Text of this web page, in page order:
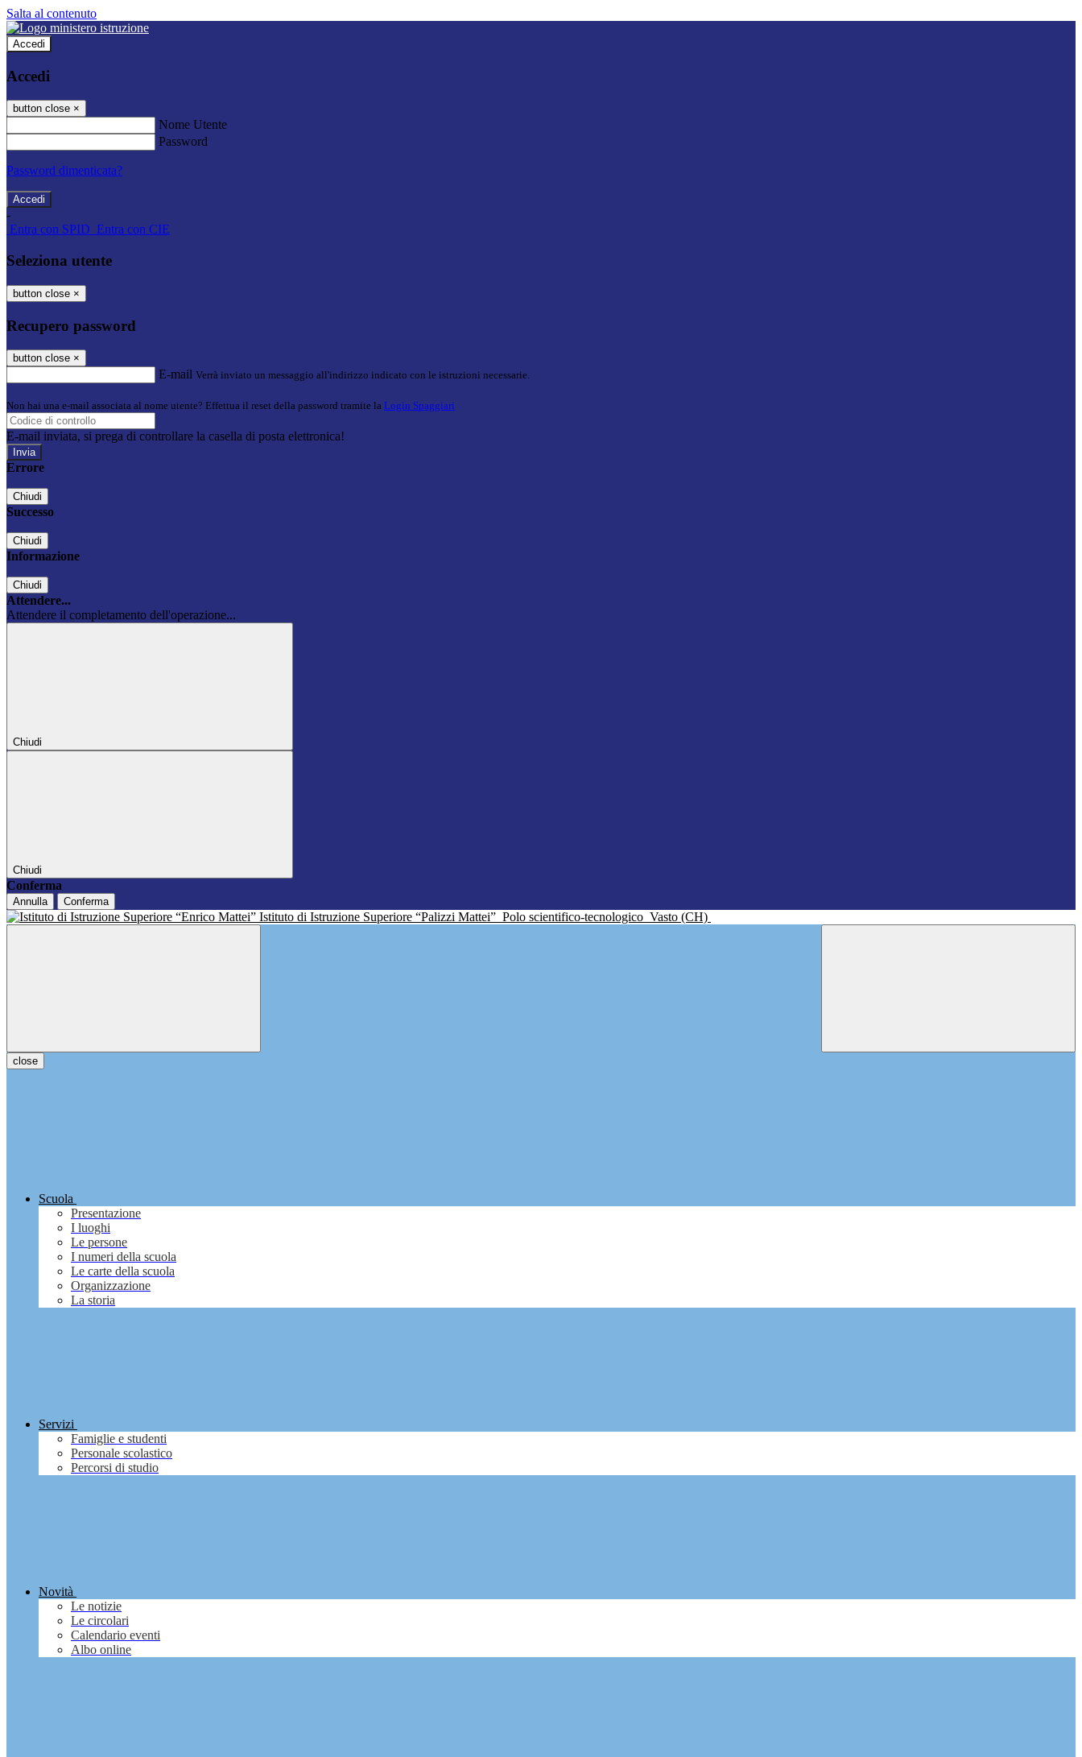
Salta al contenuto
Accedi
Accedi
button close ×
Nome Utente
Password
Password dimenticata?
-
Entra con SPID Entra con CIE
Seleziona utente
button close ×
Recupero password
button close ×
E-mail Verrà inviato un messaggio all'indirizzo indicato con le istruzioni necessarie.
Non hai una e-mail associata al nome utente? Effettua il reset della password tramite la Login Spaggiari
E-mail inviata, si prega di controllare la casella di posta elettronica!
Errore
Chiudi
Successo
Chiudi
Informazione
Chiudi
Attendere...
Attendere il completamento dell'operazione...
Chiudi
Chiudi
Conferma
Annulla Conferma
Istituto di Istruzione Superiore “Palizzi Mattei” Polo scientifico-tecnologico Vasto (CH)
close
Scuola
Presentazione
I luoghi
Le persone
I numeri della scuola
Le carte della scuola
Organizzazione
La storia
Servizi
Famiglie e studenti
Personale scolastico
Percorsi di studio
Novità
Le notizie
Le circolari
Calendario eventi
Albo online